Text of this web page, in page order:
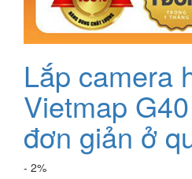
Lắp camera
Vietmap
đơn giản ở
- 2%